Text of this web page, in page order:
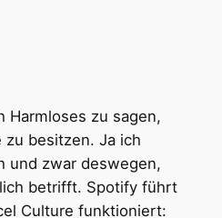
Harmloses zu sagen,
besitzen. Ja ich
und zwar deswegen,
betrifft. Spotify führt
Culture funktioniert: